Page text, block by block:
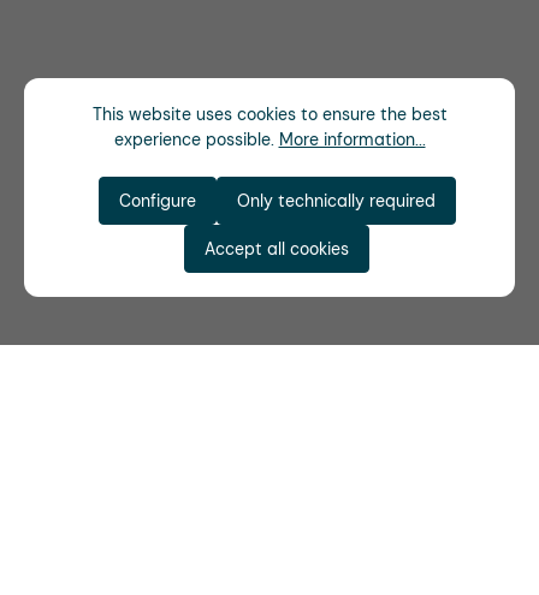
This website uses cookies to ensure the best
experience possible. More information...
Only technically required
Configure
Accept all cookies